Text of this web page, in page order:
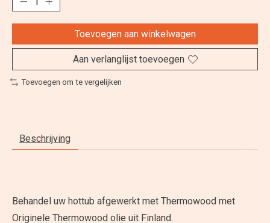
Toevoegen aan winkelwagen
Aan verlanglijst toevoegen
Toevoegen om te vergelijken
Beschrijving
Behandel uw hottub afgewerkt met Thermowood met
Originele Thermowood olie uit Finland.